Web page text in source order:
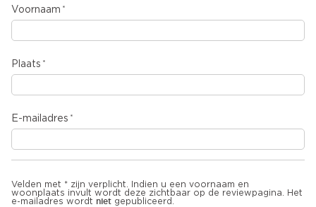
Voornaam
Plaats
E-mailadres
Velden met * zijn verplicht. Indien u een voornaam en
woonplaats invult wordt deze zichtbaar op de reviewpagina. Het
e-mailadres wordt niet gepubliceerd.